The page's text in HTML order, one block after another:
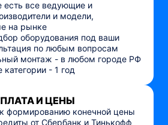
есть все ведующие и
и модели,
на рынке
оборудования под ваши
по любым вопросам
монтаж - в любом городе РФ
категории - 1 год
И ЦЕНЫ
формированию конечной цены
от Сбербанк и Тинькофф